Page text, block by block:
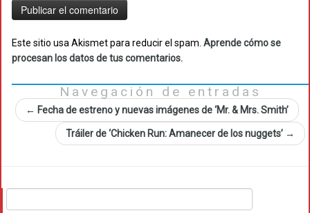
Este sitio usa Akismet para reducir el spam. Aprende cómo se
procesan los datos de tus comentarios.
Navegación de entradas
← Fecha de estreno y nuevas imágenes de ‘Mr. & Mrs. Smith’
Tráiler de ‘Chicken Run: Amanecer de los nuggets’ →